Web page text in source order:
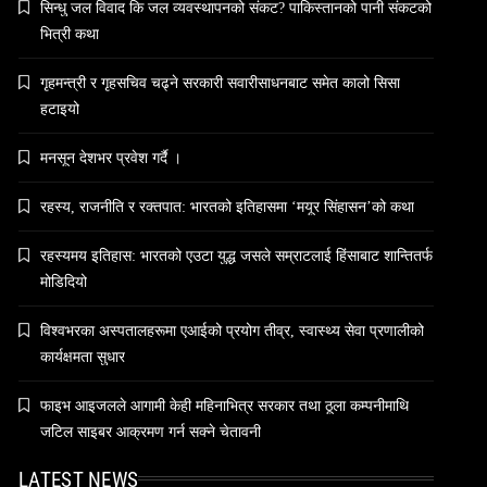
आज साँझ अस्ताउँदो सूर्यलाई अर्घ्य
May 8, 2026
समाज
गरिन्- मुस्लिम प्रेमीसँग विवाह
May 8, 2026
सिन्धु जल विवाद कि जल व्यवस्थापनको संकट? पाकिस्तानको पानी संकटको
भित्री कथा
गृहमन्त्री र गृहसचिव चढ्ने सरकारी सवारीसाधनबाट समेत कालो सिसा
हटाइयो
मनसून देशभर प्रवेश गर्दै ।
रहस्य, राजनीति र रक्तपात: भारतको इतिहासमा ‘मयूर सिंहासन’को कथा
रहस्यमय इतिहास: भारतको एउटा युद्ध जसले सम्राटलाई हिंसाबाट शान्तितर्फ
मोडिदियो
विश्वभरका अस्पतालहरूमा एआईको प्रयोग तीव्र, स्वास्थ्य सेवा प्रणालीको
कार्यक्षमता सुधार
फाइभ आइजलले आगामी केही महिनाभित्र सरकार तथा ठूला कम्पनीमाथि
जटिल साइबर आक्रमण गर्न सक्ने चेतावनी
LATEST NEWS